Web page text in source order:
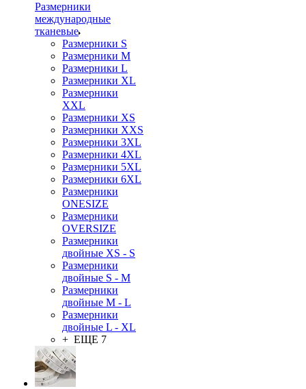
Размерники
международные
тканевые
Размерники S
Размерники M
Размерники L
Размерники XL
Размерники
XXL
Размерники XS
Размерники XXS
Размерники 3XL
Размерники 4XL
Размерники 5XL
Размерники 6XL
Размерники
ONESIZE
Размерники
OVERSIZE
Размерники
двойные XS - S
Размерники
двойные S - M
Размерники
двойные M - L
Размерники
двойные L - XL
+ ЕЩЕ 7